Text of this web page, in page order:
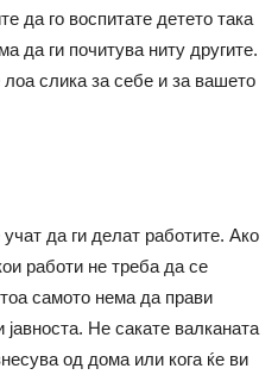
да го воспитате детето така
да ги почитува ниту другите.
слика за себе и за вашето
да ги делат работите. Ако
работи не треба да се
самото нема да прави
Не сакате валканата
од дома или кога ќе ви